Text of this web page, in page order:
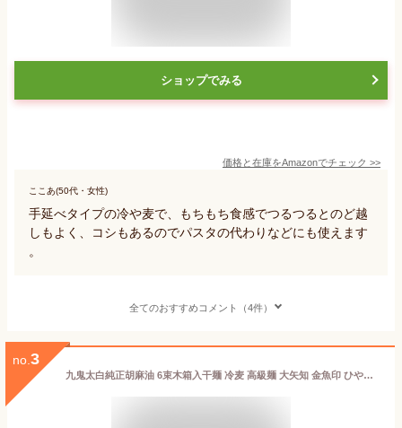
ショップでみる
価格と在庫をAmazonでチェック >>
ここあ(50代・女性)
手延べタイプの冷や麦で、もちもち食感でつるつるとのど越
しもよく、コシもあるのでパスタの代わりなどにも使えます
。
全てのおすすめコメント（4件）
no. 3
九鬼太白純正胡麻油 6束木箱入干麺 冷麦 高級麺 大矢知 金魚印 ひやむぎ 冷や麦 ヒヤムギ【6束木箱入】